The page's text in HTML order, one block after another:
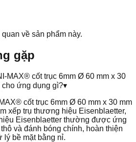
về sản phẩm này.
gặp
MAX® cốt trục 6mm Ø 60 mm x 30
cho ứng dụng gì?▾
cốt trục 6mm Ø 60 mm x 30 mm
xếp trụ thương hiệu Eisenblaetter,
Eisenblaetter thường được ứng
và đánh bóng chính, hoàn thiện
lý bề mặt bằng nỉ.